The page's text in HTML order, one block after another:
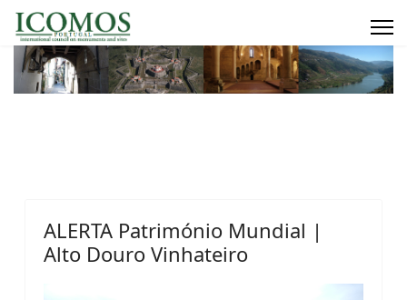
ALERTA Património Mundial |
Alto Douro Vinhateiro